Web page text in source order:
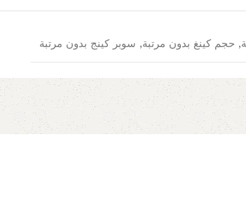
حجم كينغ بدون مرتبة, سوبر كينج بدون مرتبة